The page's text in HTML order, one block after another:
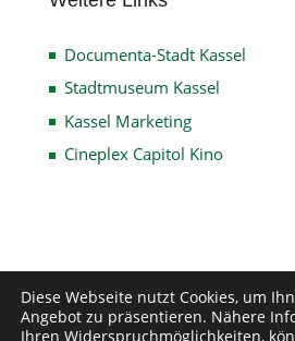
Documenta-Stadt Kassel
Stadtmuseum Kassel
Kassel Marketing
Cineplex Capitol Kino
Impressum Datenschutz
Kontakt
Diese Webseite nutzt Cookies, um
Angebot zu präsentieren. Nähere
Ihren Widerspruchmöglichkeiten,